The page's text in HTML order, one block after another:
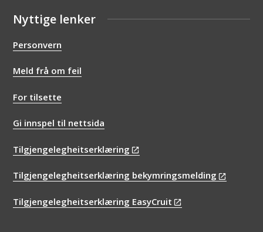
Nyttige lenker
Personvern
Meld frå om feil
For tilsette
Gi innspel til nettsida
Tilgjengelegheitserklæring
Tilgjengelegheitserklæring bekymringsmelding
Tilgjengelegheitserklæring EasyCruit